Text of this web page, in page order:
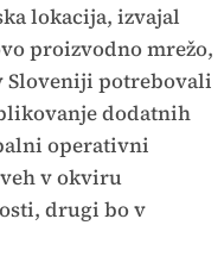
lokacija, izvajal
proizvodno mrežo,
Sloveniji potrebovali
dodatnih
operativni
v okviru
drugi bo v